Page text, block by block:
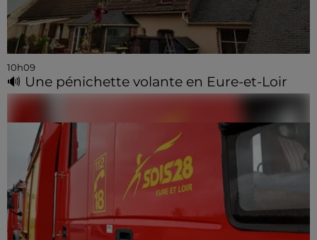
10h09
🔊 Une pénichette volante en Eure-et-Loir